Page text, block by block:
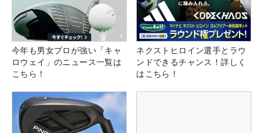
今年も男女プロが強い「キャ
ロウェイ」のニュース一覧は
こちら！
ネクストヒロイン選手とラウ
ンドできるチャンス！詳しく
はこちら！